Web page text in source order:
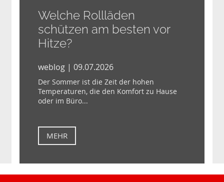
Welche Rollläden
schützen am besten vor
Hitze?
weblog | 09.07.2026
Der Sommer ist die Zeit der hohen
Temperaturen, die den Komfort zu Hause
oder im Büro...
MEHR